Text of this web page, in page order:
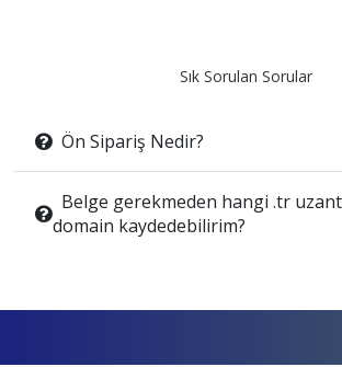
Sık Sorulan Sorular
Ön Sipariş Nedir?
Belge gerekmeden hangi .tr
domain kaydedebilirim?